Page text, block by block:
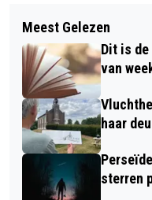
HAMPSHIRE
AIRBORNE
ISLAND 44-45
OPHEUSDEN
Meest Gelezen
Dit is
van
haar
sterren